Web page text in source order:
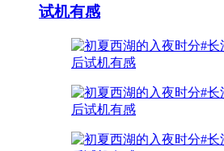
试机有感